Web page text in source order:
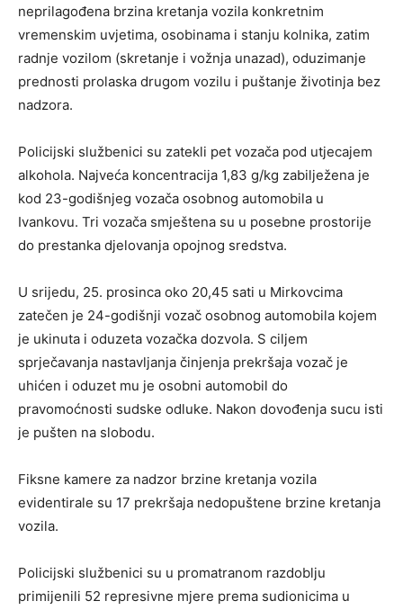
neprilagođena brzina kretanja vozila konkretnim
vremenskim uvjetima, osobinama i stanju kolnika, zatim
radnje vozilom (skretanje i vožnja unazad), oduzimanje
prednosti prolaska drugom vozilu i puštanje životinja bez
nadzora.
Policijski službenici su zatekli pet vozača pod utjecajem
alkohola. Najveća koncentracija 1,83 g/kg zabilježena je
kod 23-godišnjeg vozača osobnog automobila u
Ivankovu. Tri vozača smještena su u posebne prostorije
do prestanka djelovanja opojnog sredstva.
U srijedu, 25. prosinca oko 20,45 sati u Mirkovcima
zatečen je 24-godišnji vozač osobnog automobila kojem
je ukinuta i oduzeta vozačka dozvola. S ciljem
sprječavanja nastavljanja činjenja prekršaja vozač je
uhićen i oduzet mu je osobni automobil do
pravomoćnosti sudske odluke. Nakon dovođenja sucu isti
je pušten na slobodu.
Fiksne kamere za nadzor brzine kretanja vozila
evidentirale su 17 prekršaja nedopuštene brzine kretanja
vozila.
Policijski službenici su u promatranom razdoblju
primijenili 52 represivne mjere prema sudionicima u